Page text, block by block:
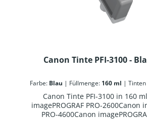
Canon Tinte PFI-3100 -
Farbe: Blau | Füllmenge: 160 ml | Tinten
Canon Tinte PFI-3100 in 160
imagePROGRAF PRO-2600Canon
PRO-4600Canon